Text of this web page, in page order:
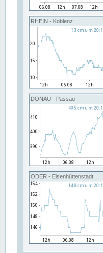
RHEIN - Koblenz
DONAU - Passau
ODER - Eisenhüttenstadt